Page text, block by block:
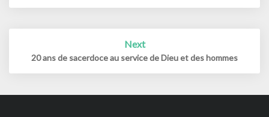
Next
20 ans de sacerdoce au service de Dieu et des hommes